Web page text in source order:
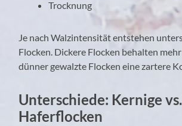
Trocknung
Je nach Walzintensität entstehen
Flocken. Dickere Flocken behalten
dünner gewalzte Flocken eine zartere
Unterschiede: Kernige
Haferflocken